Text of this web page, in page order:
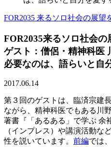
FOR2035 来るソロ社会の展望
FOR2035来るソロ社会
ゲスト：僧侶・精神科医
必要なのは、語らいと自
2017.06.14
第３回のゲストは、臨済宗建
ながら、精神科医でもある川
著書『「あるある」で学ぶ 余
（インプレス）や講演活動な
性を説いています。 前編では